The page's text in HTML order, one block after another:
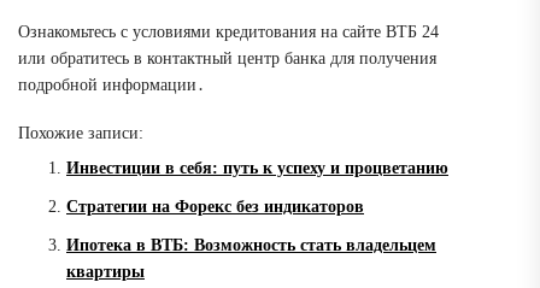
Ознакомьтесь с условиями кредитования на сайте ВТБ 24
или обратитесь в контактный центр банка для получения
подробной информации․
Похожие записи:
Инвестиции в себя: путь к успеху и процветанию
Стратегии на Форекс без индикаторов
Ипотека в ВТБ: Возможность стать владельцем
квартиры